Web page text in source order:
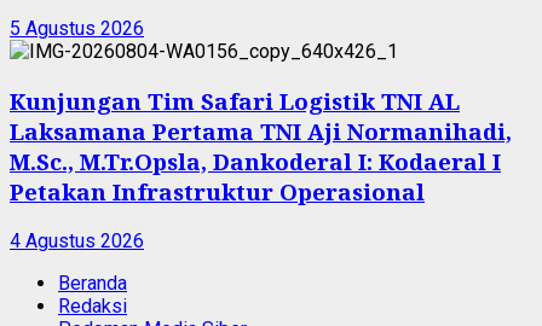
5 Agustus 2026
Kunjungan Tim Safari Logistik TNI AL
Laksamana Pertama TNI Aji Normanihadi,
M.Sc., M.Tr.Opsla, Dankoderal I: Kodaeral I
Petakan Infrastruktur Operasional
4 Agustus 2026
Beranda
Redaksi